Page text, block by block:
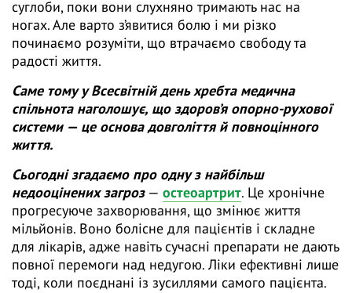
суглоби, поки вони слухняно тримають нас на
ногах. Але варто з’явитися болю і ми різко
починаємо розуміти, що втрачаємо свободу та
радості життя.
Саме тому у Всесвітній день хребта медична
спільнота наголошує, що здоров’я опорно-рухової
системи — це основа довголіття й повноцінного
життя.
Сьогодні згадаємо про одну з найбільш
недооцінених загроз— остеоартрит. Це хронічне
прогресуюче захворювання, що змінює життя
мільйонів. Воно болісне для пацієнтів і складне
для лікарів, адже навіть сучасні препарати не дають
повної перемоги над недугою. Ліки ефективні лише
тоді, коли поєднані із зусиллями самого пацієнта.